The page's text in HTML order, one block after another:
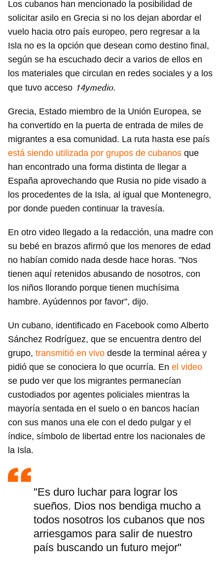
Los cubanos han mencionado la posibilidad de
solicitar asilo en Grecia si no los dejan abordar el
vuelo hacia otro país europeo, pero regresar a la
Isla no es la opción que desean como destino final,
según se ha escuchado decir a varios de ellos en
los materiales que circulan en redes sociales y a los
que tuvo acceso 14ymedio.
Grecia, Estado miembro de la Unión Europea, se
ha convertido en la puerta de entrada de miles de
migrantes a esa comunidad. La ruta hasta ese país
está siendo utilizada por grupos de cubanos que
han encontrado una forma distinta de llegar a
España aprovechando que Rusia no pide visado a
los procedentes de la Isla, al igual que Montenegro,
por donde pueden continuar la travesía.
En otro video llegado a la redacción, una madre con
su bebé en brazos afirmó que los menores de edad
no habían comido nada desde hace horas. "Nos
tienen aquí retenidos abusando de nosotros, con
los niños llorando porque tienen muchísima
hambre. Ayúdennos por favor", dijo.
Un cubano, identificado en Facebook como Alberto
Sánchez Rodríguez, que se encuentra dentro del
grupo, transmitió en vivo desde la terminal aérea y
pidió que se conociera lo que ocurría. En el video
se pudo ver que los migrantes permanecían
custodiados por agentes policiales mientras la
mayoría sentada en el suelo o en bancos hacían
con sus manos una ele con el dedo pulgar y el
índice, símbolo de libertad entre los nacionales de
la Isla.
"Es duro luchar para lograr los
sueños. Dios nos bendiga mucho a
todos nosotros los cubanos que nos
arriesgamos para salir de nuestro
país buscando un futuro mejor"